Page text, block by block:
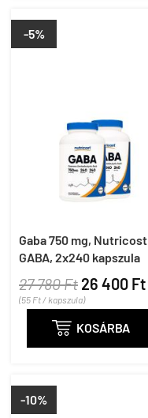
-5%
Gaba 750 mg, Nutricost
GABA, 2x240 kapszula
27 780 Ft 26 400 Ft
(55 Ft / kapszula)
 KOSÁRBA
-10%